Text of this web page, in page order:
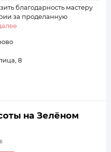
благодарность мастеру
за проделанную
8
на Зелёном